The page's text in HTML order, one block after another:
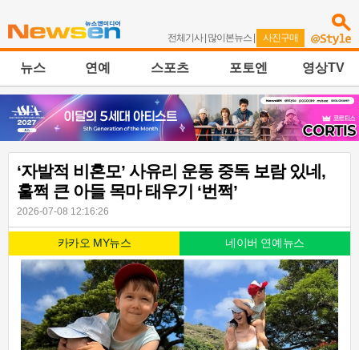
전체기사| 많이본뉴스 | 사진구매
뉴스 연예 스포츠 포토엔 영상TV
‘자발적 비혼모’ 사유리 운동 중독 보람 있네,
훌쩍 큰 아들 목마 태우기 ‘번쩍’
2026-07-08 12:16:26
카카오 MY뉴스 네이버 연예뉴스